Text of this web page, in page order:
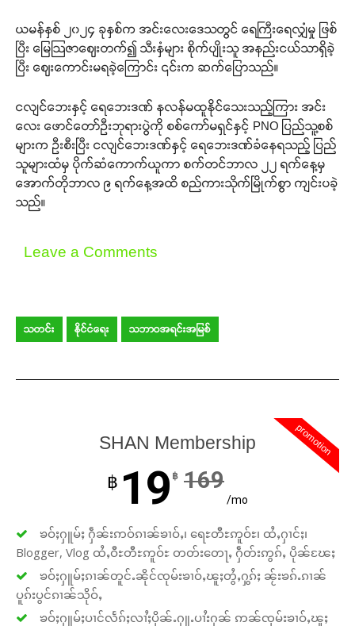
ယမန်နှစ် ၂၀၂၄ ခုနှစ်က အင်းလေးဒေသတွင် ရေကြီးရေလျှံမှု ဖြစ်
ပြီး မြေဩဇာဈေးတက်၍ သီးနှံများ စိုက်ပျိုးသူ အနည်းငယ်သာရှိခဲ့
ပြီး ဈေးကောင်းမရခဲ့ကြောင်း ၎င်းက ဆက်ပြောသည်။
ငလျင်ဘေးနှင့် ရေဘေးဒဏ် နလန်မထူနိုင်သေးသည့်ကြား အင်း
လေး ဖောင်တော်ဦးဘုရားပွဲကို စစ်ကော်မရှင်နှင့် PNO ပြည်သူ့စစ်
များက ဦးစီးပြီး ငလျင်ဘေးဒဏ်နှင့် ရေဘေးဒဏ်ခံနေရသည့် ပြည်
သူများထံမှ ပိုက်ဆံကောက်ယူကာ စက်တင်ဘာလ ၂၂ ရက်နေ့မှ
အောက်တိုဘာလ ၉ ရက်နေ့အထိ စည်ကားသိုက်မြိုက်စွာ ကျင်းပခဲ့
သည်။
Leave a Comments
သတင်း နိုင်ငံရေး သဘာဝအရင်းအမြစ်
promotion
SHAN Membership
฿ 19 ฿ 169
/mo
ၶဝ်ႈႁူမ်ႈ ႁဵၼ်းဢဝ်ၵၢၼ်ၶၢဝ်ႇ၊ ရေႊတီႊဢူဝ်ႊ၊ ထႆႇႁၢင်ႈ၊
Blogger, Vlog ထႆႇဝီႊတီႊဢူဝ်ႊ တတ်းတေႃႇ ႁဵတ်းဢွၵ်ႇ ပိုၼ်ၽႄႈ
ၶဝ်ႈႁူမ်ႈၵၢၼ်တူင်ႉၼိုင်ၸုမ်းၶၢဝ်ႇၽူႈတွႆႇႁွၵ်ႈ ၼႂ်းၶၵ်ႉၵၢၼ်
ပူၵ်းပွင်ၵၢၼ်သိုဝ်ႇ
ၶဝ်ႈႁူမ်ႈပၢင်လႅၵ်ႈလၢႆႈပိုၼ်ႉႁူႉပၢႆးႁၼ် ဢၼ်ၸုမ်းၶၢဝ်ႇၽူႈ